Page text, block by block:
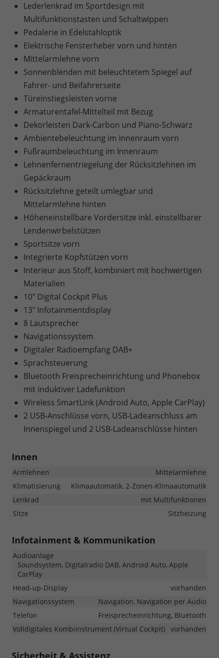
Lederlenkrad im Sportdesign mit
Multifunktionstasten und Schaltwippen
Pedalerie in Edelstahloptik
Elektrische Fensterheber vorn und hinten
Mittelarmlehne vorn
Sonnenblenden mit beleuchtetem Spiegel auf
Fahrer- und Beifahrerseite
Türeinstiegsleisten vorne
Armaturentafel-Mittelteil mit Bezug
Dekorleisten Dark-Carbon und Piano-Schwarz
Ambientebeleuchtung im Innenraum vorn
Fußraumbeleuchtung im Innenraum
Lehnenfernentriegelung der Rücksitzlehnen im
Gepäckraum
Rücksitzlehne geteilt umlegbar und
Mittelarmlehne hinten
Höheneinstellbare Vordersitze inkl. einstellbarer
Lendenwirbelstützen
Sportsitze vorn
Integrierte Kopfstützen vorn
Interieur aus Stoff, kombiniert mit hochwertigen
Materialien
10" Digital Cockpit Plus
13" Infotainmentdisplay
8 Lautsprecher
Navigationssystem
Digitaler Radioempfang DAB+
Sprachsteuerung
Bluetooth Freisprecheinrichtung und Phonebox
mit induktiver Ladefunktion
Wireless SmartLink (Android Auto, Apple CarPlay)
2 USB-Anschlüsse vorn, USB-Ladeanschluss am
Innenspiegel und 2 USB-Ladeanschlüsse hinten
Innen
Armlehnen
Mittelarmlehne
Klimatisierung
Klimaautomatik, 2-Zonen-Klimaautomatik
Lenkrad
mit Multifunktionen
Sitze
Sitzheizung
Infotainment & Kommunikation
Audioanlage
Soundsystem, Digitalradio DAB, Android Auto, Apple
CarPlay
Head-up-Display
vorhanden
Navigationssystem
Navigation, Navigation per Audio
Telefon
Freisprecheinrichtung, Bluetooth
Volldigitales Kombiinstrument (Virtual Cockpit) vorhanden
Sicherheit & Assistenz